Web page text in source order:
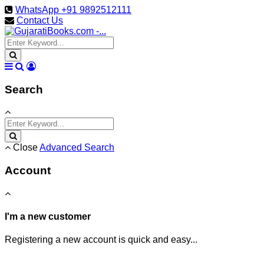
WhatsApp +91 9892512111
Contact Us
Search
CloseAdvanced Search
Account
I'm a new customer
Registering a new account is quick and easy...